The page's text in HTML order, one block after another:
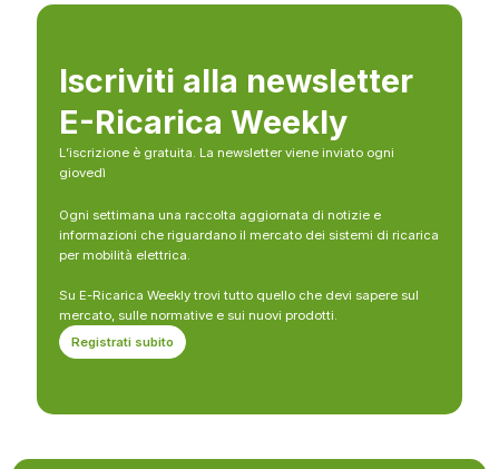
Iscriviti alla newsletter
E-Ricarica Weekly
L’iscrizione è gratuita. La newsletter viene inviato ogni
giovedì
Ogni settimana una raccolta aggiornata di notizie e
informazioni che riguardano il mercato dei sistemi di ricarica
per mobilità elettrica.
Su E-Ricarica Weekly trovi tutto quello che devi sapere sul
mercato, sulle normative e sui nuovi prodotti.
Registrati subito